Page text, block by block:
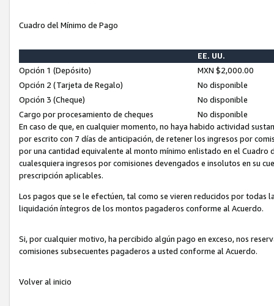
Cuadro del Mínimo de Pago
EE. UU.
Opción 1 (Depósito)
MXN $2,000.00
Opción 2 (Tarjeta de Regalo)
No disponible
Opción 3 (Cheque)
No disponible
Cargo por procesamiento de cheques
No disponible
En caso de que, en cualquier momento, no haya habido actividad
por escrito con 7 días de anticipación, de retener los ingresos por
por una cantidad equivalente al monto mínimo enlistado en el
cualesquiera ingresos por comisiones devengados e insolutos en su
prescripción aplicables.
Los pagos que se le efectúen, tal como se vieren reducidos por todas
liquidación íntegros de los montos pagaderos conforme al Acuerdo.
Si, por cualquier motivo, ha percibido algún pago en exceso, nos
comisiones subsecuentes pagaderos a usted conforme al Acuerdo.
Volver al inicio